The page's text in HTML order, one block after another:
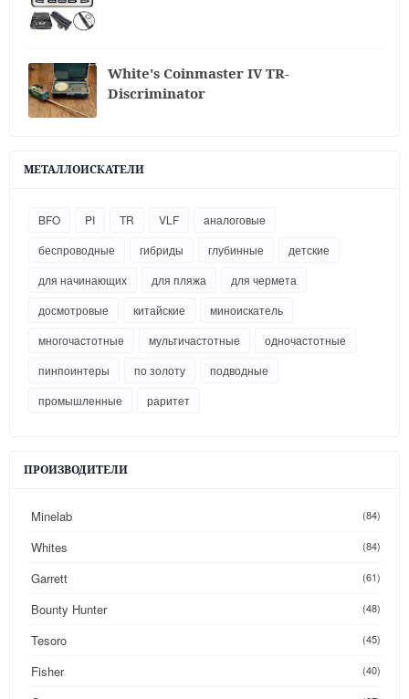
White's Coinmaster IV TR-
Discriminator
МЕТАЛЛОИСКАТЕЛИ
BFO PI TR VLF
аналоговые
беспроводные
гибриды глубинные
детские
для начинающих
для пляжа
для чермета
досмотровые
китайские
миноискатель
многочастотные
мультичастотные
одночастотные
пинпоинтеры
по золоту
подводные
промышленные
раритет
ПРОИЗВОДИТЕЛИ
Minelab (84)
Whites (84)
Garrett (61)
Bounty Hunter (48)
Tesoro (45)
Fisher (40)